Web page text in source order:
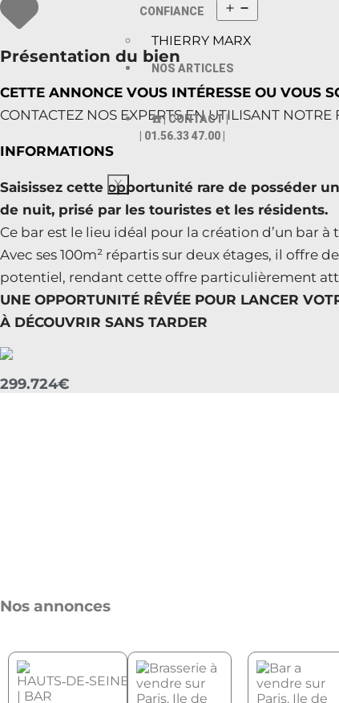
CONFIANCE
THIERRY MARX
NOS ARTICLES
☎️ | CONTACT |
| 01.56.33 47.00 |
X
Présentation du bien
CETTE ANNONCE VOUS INTÉRESSE OU VOUS
CONTACTEZ NOS EXPERTS EN UTILISANT
INFORMATIONS
Saisissez cette opportunité rare de posséder
de nuit, prisé par les touristes et les résidents.
Ce bar est le lieu idéal pour la création d’un bar à
Avec ses 100m² répartis sur deux étages, il offre
potentiel, rendant cette offre particulièrement
UNE OPPORTUNITÉ RÊVÉE POUR LANCER
À DÉCOUVRIR SANS TARDER
299.724€
Nos annonces